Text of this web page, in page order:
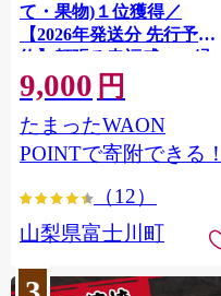
て・果物)１位獲得／
【2026年発送分 先行予
約】頬張る幸福感 〜緑の
宝石・ シャインマスカッ
ト 〜 １ｋｇ以上（２〜３
房） フルーツ 山梨県産 果
物 くだもの シャイン マス
大粒 種なし 先行予約 富士
円 九千円
9,000 円
たまったWAON
POINTで寄附できる！
（12）
山梨県富士川町